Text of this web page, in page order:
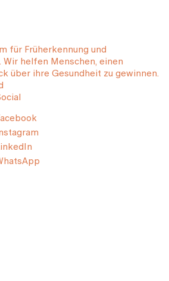
für Früherkennung und
helfen Menschen, einen
über ihre Gesundheit zu gewinnen.